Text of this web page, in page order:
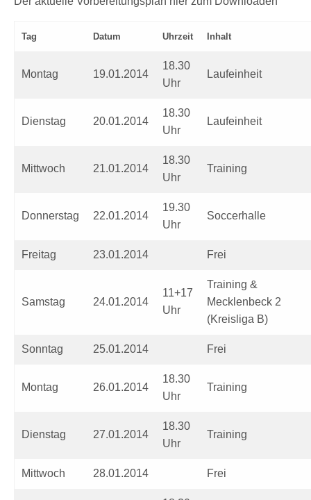
Tag Datum Uhrzeit Inhalt
Montag 19.01.2014
18.30
Uhr
Laufeinheit
Dienstag 20.01.2014
18.30
Uhr
Laufeinheit
Mittwoch 21.01.2014
18.30
Uhr
Training
Donnerstag 22.01.2014
19.30
Uhr
Soccerhalle
Freitag 23.01.2014 Frei
Samstag 24.01.2014
11+17
Uhr
Training &
Mecklenbeck 2
(Kreisliga B)
Sonntag 25.01.2014 Frei
Montag 26.01.2014
18.30
Uhr
Training
Dienstag 27.01.2014
18.30
Uhr
Training
Mittwoch 28.01.2014 Frei